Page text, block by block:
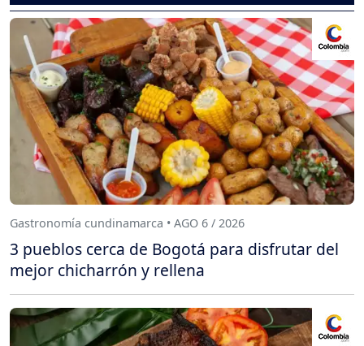
Gastronomía cundinamarca • AGO 6 / 2026
3 pueblos cerca de Bogotá para disfrutar del
mejor chicharrón y rellena